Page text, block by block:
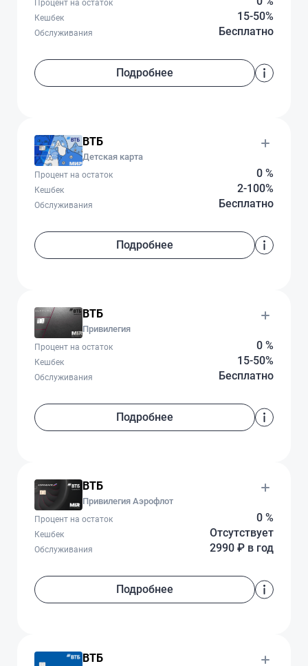
Процент на остаток
15-50%
Кешбек
Бесплатно
Обслуживания
Подробнее
ВТБ
Детская карта
0 %
Процент на остаток
2-100%
Кешбек
Бесплатно
Обслуживания
Подробнее
ВТБ
Привилегия
0 %
Процент на остаток
15-50%
Кешбек
Бесплатно
Обслуживания
Подробнее
ВТБ
Привилегия Аэрофлот
0 %
Процент на остаток
Отсутствует
Кешбек
2990 ₽ в год
Обслуживания
Подробнее
ВТБ